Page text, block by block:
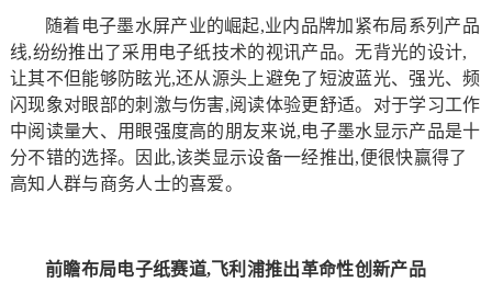
随着电子墨水屏产业的崛起,业内品牌加紧布局系列产品
线,纷纷推出了采用电子纸技术的视讯产品。无背光的设计,
让其不但能够防眩光,还从源头上避免了短波蓝光、强光、频
闪现象对眼部的刺激与伤害,阅读体验更舒适。对于学习工作
中阅读量大、用眼强度高的朋友来说,电子墨水显示产品是十
分不错的选择。因此,该类显示设备一经推出,便很快赢得了
高知人群与商务人士的喜爱。
前瞻布局电子纸赛道,飞利浦推出革命性创新产品